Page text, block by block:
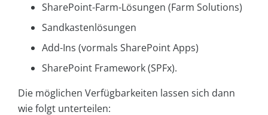
SharePoint-Farm-Lösungen (Farm Solutions)
Sandkastenlösungen
Add-Ins (vormals SharePoint Apps)
SharePoint Framework (SPFx).
Die möglichen Verfügbarkeiten lassen sich dann
wie folgt unterteilen: